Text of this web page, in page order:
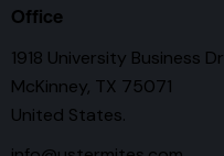
Office
1918 University Business Dr
McKinney, TX 75071
United States.